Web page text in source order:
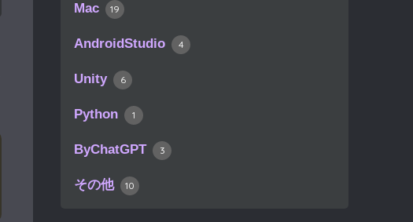
Mac 19
AndroidStudio 4
Unity 6
Python 1
ByChatGPT 3
その他 10